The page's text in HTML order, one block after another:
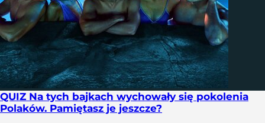
QUIZ Na tych bajkach wychowały się pokolenia
Polaków. Pamiętasz je jeszcze?